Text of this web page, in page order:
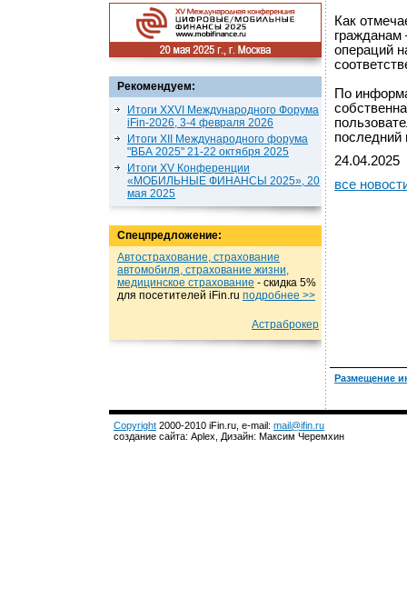
Рекомендуем:
Итоги XXVI Международного Форума
iFin-2026, 3-4 февраля 2026
Итоги XII Международного форума
"ВБА 2025" 21-22 октября 2025
Итоги XV Конференции
«МОБИЛЬНЫЕ ФИНАНСЫ 2025», 20
мая 2025
Спецпредложение:
Автострахование, страхование
автомобиля, страхование жизни,
медицинское страхование - cкидка 5%
для посетителей iFin.ru подробнеe >>
Астраброкер
Как
операций
По
последний
24.04.2025
все
Размещение
Copyright 2000-2010 iFin.ru, e-mail: mail@ifin.ru
создание сайта: Aplex, Дизайн: Максим Черемхин